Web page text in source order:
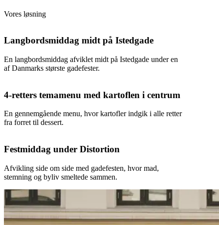
Vores løsning
Langbordsmiddag midt på Istedgade
En langbordsmiddag afviklet midt på Istedgade under en
af Danmarks største gadefester.
4-retters temamenu med kartoflen i centrum
En gennemgående menu, hvor kartofler indgik i alle retter
fra forret til dessert.
Festmiddag under Distortion
Afvikling side om side med gadefesten, hvor mad,
stemning og byliv smeltede sammen.